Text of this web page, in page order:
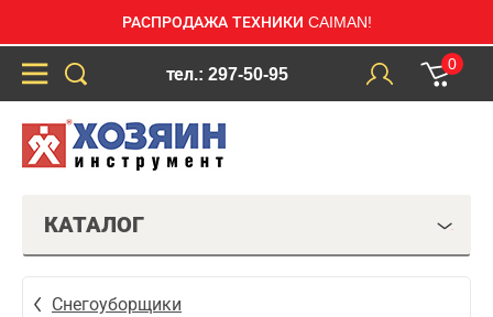
РАСПРОДАЖА ТЕХНИКИ CAIMAN!
тел.: 297-50-95
0
КАТАЛОГ
Снегоуборщики